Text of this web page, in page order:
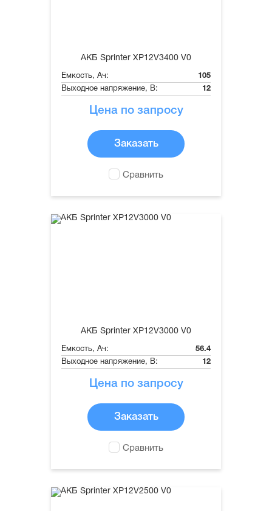
АКБ Sprinter XP12V3400 V0
Емкость, Ач:
105
Выходное напряжение, В:
12
Цена по запросу
Заказать
Сравнить
АКБ Sprinter XP12V3000 V0
Емкость, Ач:
56.4
Выходное напряжение, В:
12
Цена по запросу
Заказать
Сравнить